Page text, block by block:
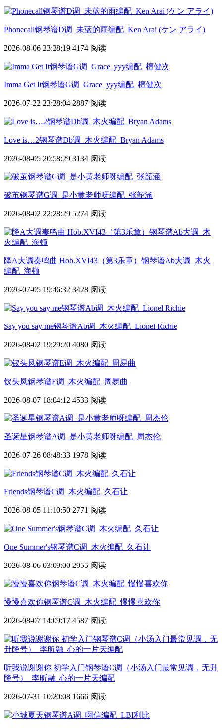
Phonecall钢琴谱D调_未蓝的雨编配_Ken Arai (ケン アライ)
2026-08-06 23:28:19 4174 阅读
Imma Get It钢琴谱G调_Grace_yyy编配_檀健次
2026-07-22 23:28:04 2887 阅读
Love is…2钢琴谱Db调_木火编配_Bryan Adams
2026-08-05 20:58:29 3134 阅读
破茧钢琴谱G调_是小黄老师呀编配_张韶涵
2026-08-02 22:28:29 5274 阅读
降A大调奏鸣曲 Hob.XVI43（第3乐章）钢琴谱Ab大调_木火
编配_海顿
2026-07-05 19:46:32 3428 阅读
Say you say me钢琴谱Ab调_木火编配_Lionel Richie
2026-08-02 19:29:20 4080 阅读
钗头凤钢琴谱E调_木火编配_周易曲
2026-08-07 18:04:12 4533 阅读
圣诞星钢琴谱A调_是小黄老师呀编配_周杰伦
2026-07-26 08:48:33 1978 阅读
Friends钢琴谱C调_木火编配_久石让
2026-08-05 11:10:50 2771 阅读
One Summer's钢琴谱C调_木火编配_久石让
2026-08-06 03:09:00 2955 阅读
慢慢喜欢你钢琴谱C调_木火编配_慢慢喜欢你
2026-08-07 14:09:17 4587 阅读
听我说谢谢你 初学入门钢琴谱C调（小汤入门最常见调，无升
降号）_李昕融_心的一片天编配
2026-07-31 10:20:08 1666 阅读